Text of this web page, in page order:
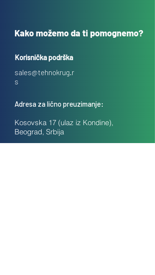
Kako možemo da ti pomognemo?
Korisnička podrška
sales@tehnokrug.r
s
Adresa za lično preuzimanje:
Kosovska 17 (ulaz iz Kondine),
Beograd, Srbija